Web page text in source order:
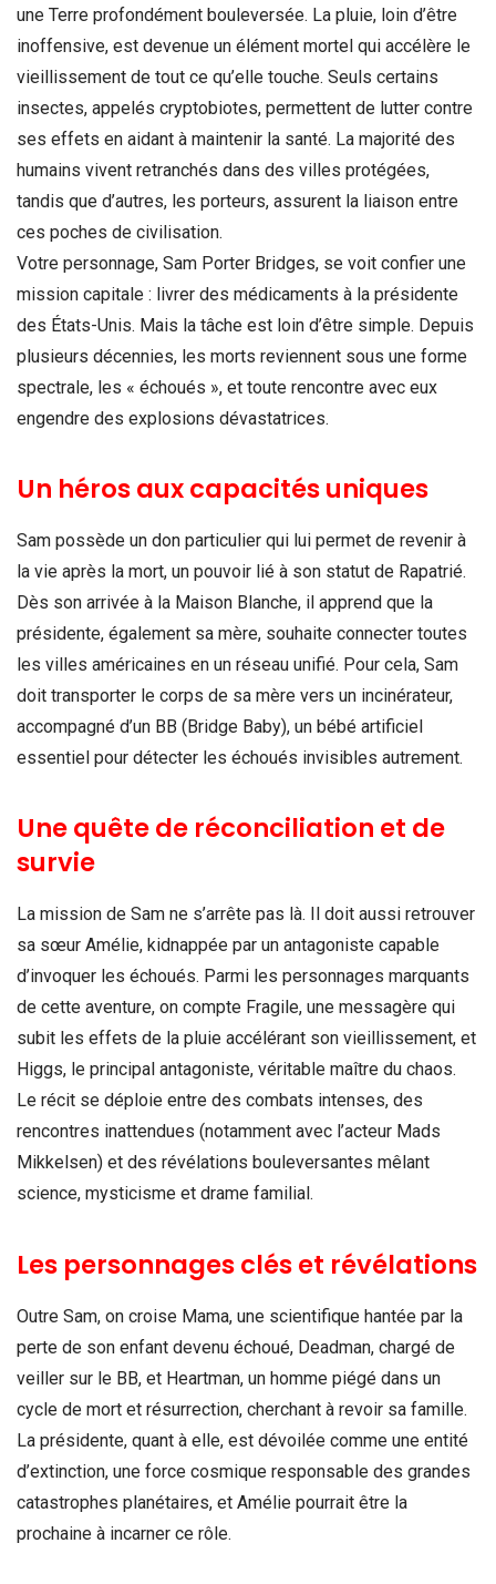
une Terre profondément bouleversée. La pluie, loin d’être
inoffensive, est devenue un élément mortel qui accélère le
vieillissement de tout ce qu’elle touche. Seuls certains
insectes, appelés cryptobiotes, permettent de lutter contre
ses effets en aidant à maintenir la santé. La majorité des
humains vivent retranchés dans des villes protégées,
tandis que d’autres, les porteurs, assurent la liaison entre
ces poches de civilisation.
Votre personnage, Sam Porter Bridges, se voit confier une
mission capitale : livrer des médicaments à la présidente
des États-Unis. Mais la tâche est loin d’être simple. Depuis
plusieurs décennies, les morts reviennent sous une forme
spectrale, les « échoués », et toute rencontre avec eux
engendre des explosions dévastatrices.
Un héros aux capacités uniques
Sam possède un don particulier qui lui permet de revenir à
la vie après la mort, un pouvoir lié à son statut de Rapatrié.
Dès son arrivée à la Maison Blanche, il apprend que la
présidente, également sa mère, souhaite connecter toutes
les villes américaines en un réseau unifié. Pour cela, Sam
doit transporter le corps de sa mère vers un incinérateur,
accompagné d’un BB (Bridge Baby), un bébé artificiel
essentiel pour détecter les échoués invisibles autrement.
Une quête de réconciliation et de
survie
La mission de Sam ne s’arrête pas là. Il doit aussi retrouver
sa sœur Amélie, kidnappée par un antagoniste capable
d’invoquer les échoués. Parmi les personnages marquants
de cette aventure, on compte Fragile, une messagère qui
subit les effets de la pluie accélérant son vieillissement, et
Higgs, le principal antagoniste, véritable maître du chaos.
Le récit se déploie entre des combats intenses, des
rencontres inattendues (notamment avec l’acteur Mads
Mikkelsen) et des révélations bouleversantes mêlant
science, mysticisme et drame familial.
Les personnages clés et révélations
Outre Sam, on croise Mama, une scientifique hantée par la
perte de son enfant devenu échoué, Deadman, chargé de
veiller sur le BB, et Heartman, un homme piégé dans un
cycle de mort et résurrection, cherchant à revoir sa famille.
La présidente, quant à elle, est dévoilée comme une entité
d’extinction, une force cosmique responsable des grandes
catastrophes planétaires, et Amélie pourrait être la
prochaine à incarner ce rôle.